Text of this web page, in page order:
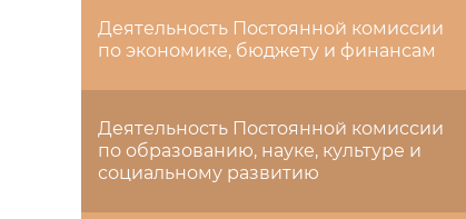
Деятельность Постоянной комиссии
по экономике, бюджету и финансам
Деятельность Постоянной комиссии
по образованию, науке, культуре и
социальному развитию